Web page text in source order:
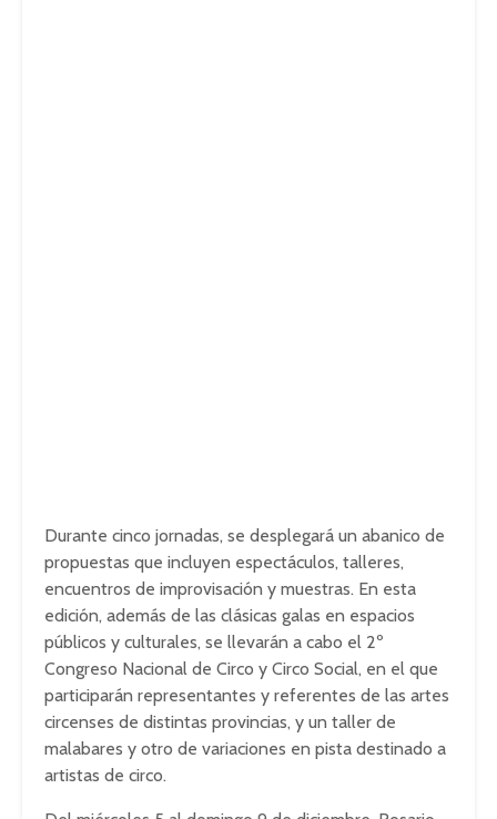
Durante cinco jornadas, se desplegará un abanico de
propuestas que incluyen espectáculos, talleres,
encuentros de improvisación y muestras. En esta
edición, además de las clásicas galas en espacios
públicos y culturales, se llevarán a cabo el 2º
Congreso Nacional de Circo y Circo Social, en el que
participarán representantes y referentes de las artes
circenses de distintas provincias, y un taller de
malabares y otro de variaciones en pista destinado a
artistas de circo.